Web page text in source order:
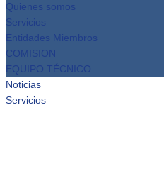
Quienes somos
Servicios
Entidades Miembros
COMISION
EQUIPO TÉCNICO
Noticias
Servicios